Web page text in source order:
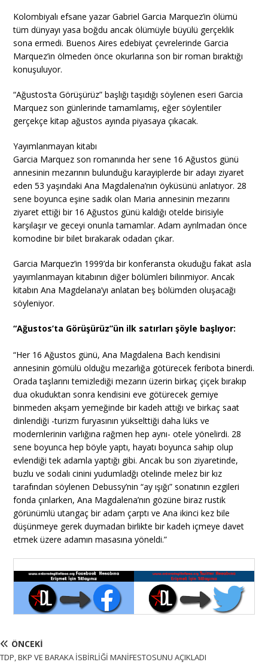
Kolombiyalı efsane yazar Gabriel Garcia Marquez’in ölümü
tüm dünyayı yasa boğdu ancak ölümüyle büyülü gerçeklik
sona ermedi. Buenos Aires edebiyat çevrelerinde Garcia
Marquez’in ölmeden önce okurlarına son bir roman bıraktığı
konuşuluyor.
“Ağustos’ta Görüşürüz” başlığı taşıdığı söylenen eseri Garcia
Marquez son günlerinde tamamlamış, eğer söylentiler
gerçekçe kitap ağustos ayında piyasaya çıkacak.
Yayımlanmayan kitabı
Garcia Marquez son romanında her sene 16 Ağustos günü
annesinin mezarının bulunduğu karayiplerde bir adayı ziyaret
eden 53 yaşındaki Ana Magdalena’nın öyküsünü anlatıyor. 28
sene boyunca eşine sadık olan Maria annesinin mezarını
ziyaret ettiği bir 16 Ağustos günü kaldığı otelde birisiyle
karşılaşır ve geceyi onunla tamamlar. Adam ayrılmadan önce
komodine bir bilet bırakarak odadan çıkar.
Garcia Marquez’in 1999’da bir konferansta okuduğu fakat asla
yayımlanmayan kitabının diğer bölümleri bilinmiyor. Ancak
kitabın Ana Magdelana’yı anlatan beş bölümden oluşacağı
söyleniyor.
“Ağustos’ta Görüşürüz”ün ilk satırları şöyle başlıyor:
“Her 16 Ağustos günü, Ana Magdalena Bach kendisini
annesinin gömülü olduğu mezarlığa götürecek feribota binerdi.
Orada taşlarını temizlediği mezarın üzerin birkaç çiçek bırakıp
dua okuduktan sonra kendisini eve götürecek gemiye
binmeden akşam yemeğinde bir kadeh attığı ve birkaç saat
dinlendiği -turizm furyasının yükselttiği daha lüks ve
modernlerinin varlığına rağmen hep aynı- otele yönelirdi. 28
sene boyunca hep böyle yaptı, hayatı boyunca sahip olup
evlendiği tek adamla yaptığı gibi. Ancak bu son ziyaretinde,
buzlu ve sodalı cinini yudumladğı otelinde melez bir kız
tarafından söylenen Debussy’nin “ay ışığı” sonatının ezgileri
fonda çınlarken, Ana Magdalena’nın gözüne biraz rustik
görünümlü utangaç bir adam çarptı ve Ana ikinci kez bile
düşünmeye gerek duymadan birlikte bir kadeh içmeye davet
etmek üzere adamın masasına yöneldi.”
ÖNCEKI
TDP, BKP VE BARAKA İSBİRLİĞİ MANİFESTOSUNU AÇIKLADI